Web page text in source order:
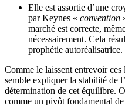
Elle est assortie d’une
par Keynes « convention
marché est correcte,
nécessairement. Cela
prophétie autoréalisatrice.
Comme le laissent entrevoir
semble expliquer la stabilité de
détermination de cet équilibre.
comme un pivôt fondamental